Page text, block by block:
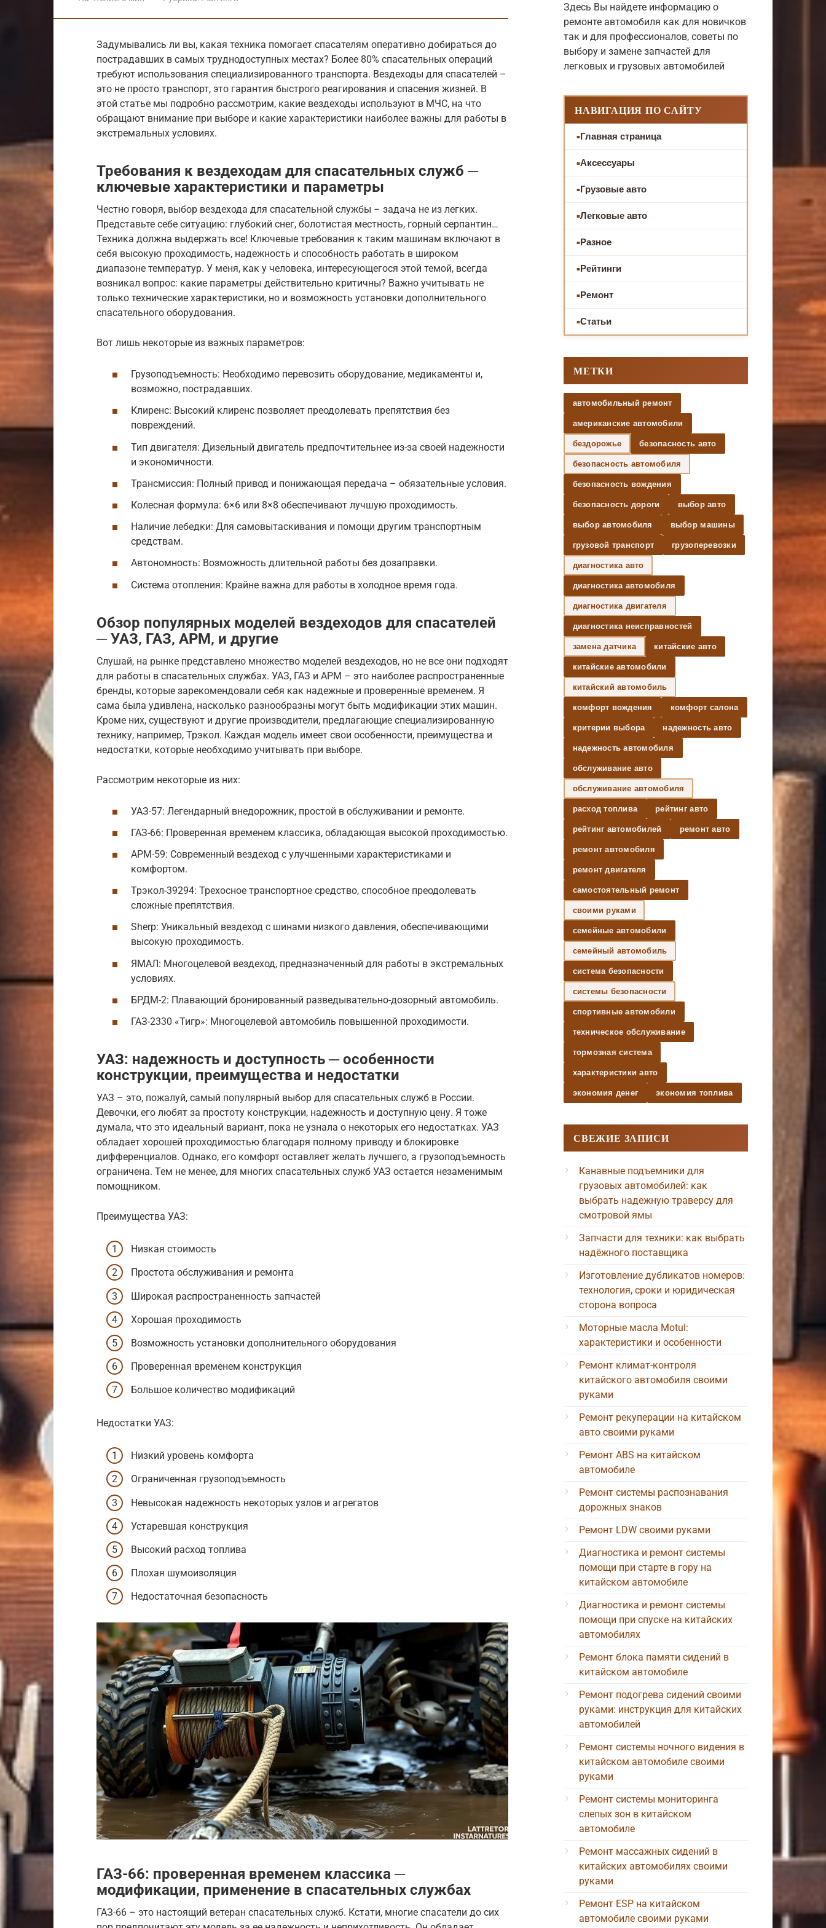
Задумывались ли вы, какая техника помогает спасателям оперативно добираться до
пострадавших в самых труднодоступных местах? Более 80% спасательных операций
требуют использования специализированного транспорта. Вездеходы для спасателей –
это не просто транспорт, это гарантия быстрого реагирования и спасения жизней. В
этой статье мы подробно рассмотрим, какие вездеходы используют в МЧС, на что
обращают внимание при выборе и какие характеристики наиболее важны для работы в
экстремальных условиях.
Требования к вездеходам для спасательных служб ─
ключевые характеристики и параметры
Честно говоря, выбор вездехода для спасательной службы – задача не из легких.
Представьте себе ситуацию: глубокий снег, болотистая местность, горный серпантин…
Техника должна выдержать все! Ключевые требования к таким машинам включают в
себя высокую проходимость, надежность и способность работать в широком
диапазоне температур. У меня, как у человека, интересующегося этой темой, всегда
возникал вопрос: какие параметры действительно критичны? Важно учитывать не
только технические характеристики, но и возможность установки дополнительного
спасательного оборудования.
Вот лишь некоторые из важных параметров:
Грузоподъемность: Необходимо перевозить оборудование, медикаменты и,
возможно, пострадавших.
Клиренс: Высокий клиренс позволяет преодолевать препятствия без
повреждений.
Тип двигателя: Дизельный двигатель предпочтительнее из-за своей надежности
и экономичности.
Трансмиссия: Полный привод и понижающая передача – обязательные условия.
Колесная формула: 6×6 или 8×8 обеспечивают лучшую проходимость.
Наличие лебедки: Для самовытаскивания и помощи другим транспортным
средствам.
Автономность: Возможность длительной работы без дозаправки.
Система отопления: Крайне важна для работы в холодное время года.
Обзор популярных моделей вездеходов для спасателей
─ УАЗ‚ ГАЗ‚ АРМ‚ и другие
Слушай, на рынке представлено множество моделей вездеходов, но не все они подходят
для работы в спасательных службах. УАЗ, ГАЗ и АРМ – это наиболее распространенные
бренды, которые зарекомендовали себя как надежные и проверенные временем. Я
сама была удивлена, насколько разнообразны могут быть модификации этих машин.
Кроме них, существуют и другие производители, предлагающие специализированную
технику, например, Трэкол. Каждая модель имеет свои особенности, преимущества и
недостатки, которые необходимо учитывать при выборе.
Рассмотрим некоторые из них:
УАЗ-57: Легендарный внедорожник, простой в обслуживании и ремонте.
ГАЗ-66: Проверенная временем классика, обладающая высокой проходимостью.
АРМ-59: Современный вездеход с улучшенными характеристиками и
комфортом.
Трэкол-39294: Трехосное транспортное средство, способное преодолевать
сложные препятствия.
Sherp: Уникальный вездеход с шинами низкого давления, обеспечивающими
высокую проходимость.
ЯМАЛ: Многоцелевой вездеход, предназначенный для работы в экстремальных
условиях.
БРДМ-2: Плавающий бронированный разведывательно-дозорный автомобиль.
ГАЗ-2330 «Тигр»: Многоцелевой автомобиль повышенной проходимости.
УАЗ: надежность и доступность ─ особенности
конструкции‚ преимущества и недостатки
УАЗ – это, пожалуй, самый популярный выбор для спасательных служб в России.
Девочки, его любят за простоту конструкции, надежность и доступную цену. Я тоже
думала, что это идеальный вариант, пока не узнала о некоторых его недостатках. УАЗ
обладает хорошей проходимостью благодаря полному приводу и блокировке
дифференциалов. Однако, его комфорт оставляет желать лучшего, а грузоподъемность
ограничена. Тем не менее, для многих спасательных служб УАЗ остается незаменимым
помощником.
Преимущества УАЗ:
Низкая стоимость
Простота обслуживания и ремонта
Широкая распространенность запчастей
Хорошая проходимость
Возможность установки дополнительного оборудования
Проверенная временем конструкция
Большое количество модификаций
Недостатки УАЗ:
Низкий уровень комфорта
Ограниченная грузоподъемность
Невысокая надежность некоторых узлов и агрегатов
Устаревшая конструкция
Высокий расход топлива
Плохая шумоизоляция
Недостаточная безопасность
ГАЗ-66: проверенная временем классика ─
модификации‚ применение в спасательных службах
ГАЗ-66 – это настоящий ветеран спасательных служб. Кстати, многие спасатели до сих
Здесь Вы найдете информацию о
ремонте автомобиля как для новичков
так и для профессионалов, советы по
выбору и замене запчастей для
легковых и грузовых автомобилей
НАВИГАЦИЯ ПО САЙТУ
Главная страница
Аксессуары
Грузовые авто
Легковые авто
Разное
Рейтинги
Ремонт
Статьи
МЕТКИ
автомобильный ремонт
американские автомобили
бездорожье безопасность авто
безопасность автомобиля
безопасность вождения
безопасность дороги выбор авто
выбор автомобиля выбор машины
грузовой транспорт грузоперевозки
диагностика авто
диагностика автомобиля
диагностика двигателя
диагностика неисправностей
замена датчика китайские авто
китайские автомобили
китайский автомобиль
комфорт вождения комфорт салона
критерии выбора надежность авто
надежность автомобиля
обслуживание авто
обслуживание автомобиля
расход топлива рейтинг авто
рейтинг автомобилей ремонт авто
ремонт автомобиля
ремонт двигателя
самостоятельный ремонт
своими руками
семейные автомобили
семейный автомобиль
система безопасности
системы безопасности
спортивные автомобили
техническое обслуживание
тормозная система
характеристики авто
экономия денег экономия топлива
СВЕЖИЕ ЗАПИСИ
Канавные подъемники для
грузовых автомобилей: как
выбрать надежную траверсу для
смотровой ямы
Запчасти для техники: как выбрать
надёжного поставщика
Изготовление дубликатов номеров:
технология, сроки и юридическая
сторона вопроса
Моторные масла Motul:
характеристики и особенности
Ремонт климат-контроля
китайского автомобиля своими
руками
Ремонт рекуперации на китайском
авто своими руками
Ремонт ABS на китайском
автомобиле
Ремонт системы распознавания
дорожных знаков
Ремонт LDW своими руками
Диагностика и ремонт системы
помощи при старте в гору на
китайском автомобиле
Диагностика и ремонт системы
помощи при спуске на китайских
автомобилях
Ремонт блока памяти сидений в
китайском автомобиле
Ремонт подогрева сидений своими
руками: инструкция для китайских
автомобилей
Ремонт системы ночного видения в
китайском автомобиле своими
руками
Ремонт системы мониторинга
слепых зон в китайском
автомобиле
Ремонт массажных сидений в
китайских автомобилях своими
руками
Ремонт ESP на китайском
автомобиле своими руками